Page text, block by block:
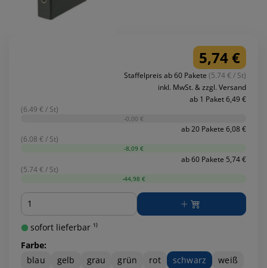
5,74 €
Staffelpreis ab 60 Pakete (5.74 € / St)
inkl. MwSt. & zzgl. Versand
ab 1 Paket 6,49 €
(6.49 € / St)
-0,00 €
ab 20 Pakete 6,08 €
(6.08 € / St)
-8,09 €
ab 60 Pakete 5,74 €
(5.74 € / St)
-44,98 €
Menge
sofort lieferbar ¹⁾
Farbe:
blau
gelb grau grün rot schwarz
weiß